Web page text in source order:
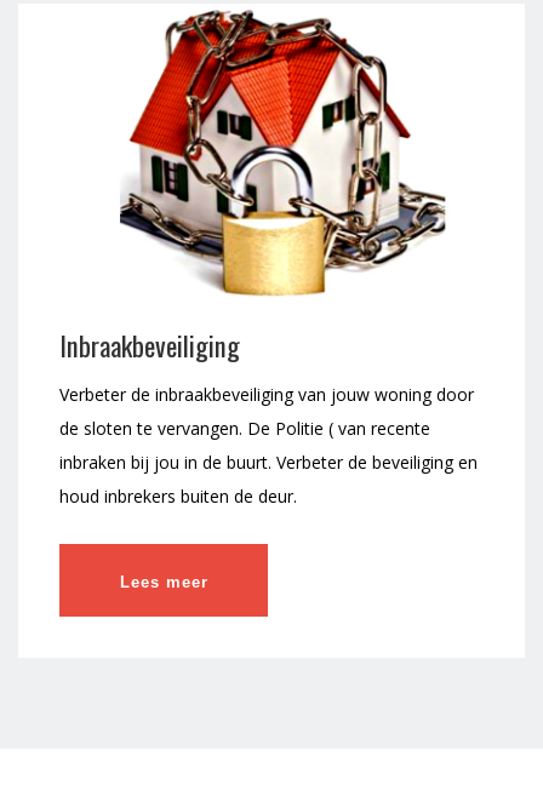
Inbraakbeveiliging
Verbeter de inbraakbeveiliging van jouw woning door
de sloten te vervangen. De Politie ( van recente
inbraken bij jou in de buurt. Verbeter de beveiliging en
houd inbrekers buiten de deur.
Lees meer